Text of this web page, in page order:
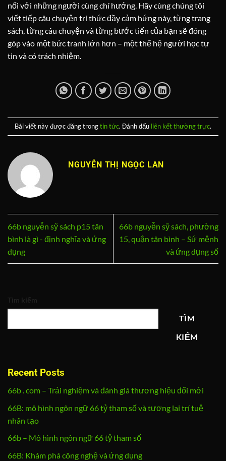
nối với những người cùng chí hướng. Hãy cùng chúng tôi
viết tiếp câu chuyện tri thức đầy cảm hứng này, từng trang
sách, từng câu chuyện và từng bước tiến của bạn sẽ đóng
góp vào một bức tranh lớn hơn – một thế hệ người học tự
tin và có trách nhiệm.
Bài viết này được đăng trongtin tức. Đánh dấu liên kết thường trực.
NGUYỄN THỊ NGỌC LAN
66b nguyễn sỹ sách p15 tân
bình là gì - định nghĩa và ứng
dụng
66b nguyễn sỹ sách, phường
15, quận tân bình – Sứ mệnh
và ứng dụng số
Tìm kiếm
TÌM
KIẾM
Recent Posts
66b . com – Trải nghiệm và đánh giá thương hiệu đổi mới
66B: mô hình ngôn ngữ 66 tỷ tham số và tương lai trí tuệ
nhân tạo
66b – Mô hình ngôn ngữ 66 tỷ tham số
66B: Khám phá công nghệ và ứng dụng